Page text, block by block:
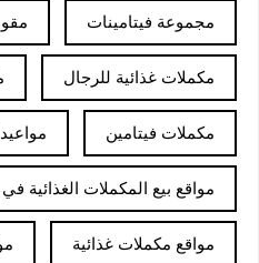
مجموعة فيتامينات
مكملات غذائية للرجال
مكملات فيتامين
مواقع بيع المكملات الغذائية
مواقع مكملات غذائية